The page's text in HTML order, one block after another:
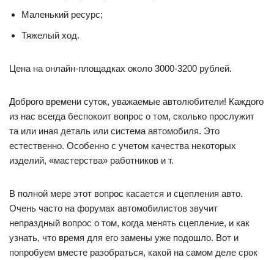
Маленький ресурс;
Тяжелый ход.
Цена на онлайн-площадках около 3000-3200 рублей.
Доброго времени суток, уважаемые автолюбители! Каждого
из нас всегда беспокоит вопрос о том, сколько прослужит
та или иная деталь или система автомобиля. Это
естественно. Особенно с учетом качества некоторых
изделий, «мастерства» работников и т.
В полной мере этот вопрос касается и сцепления авто.
Очень часто на форумах автомобилистов звучит
непраздный вопрос о том, когда менять сцепление, и как
узнать, что время для его замены уже подошло. Вот и
попробуем вместе разобраться, какой на самом деле срок